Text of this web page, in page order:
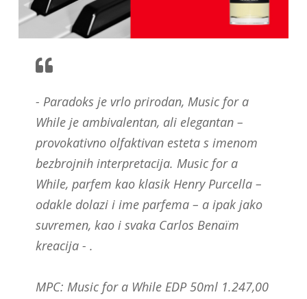
- Paradoks je vrlo prirodan, Music for a
While je ambivalentan, ali elegantan –
provokativno olfaktivan esteta s imenom
bezbrojnih interpretacija. Music for a
While, parfem kao klasik Henry Purcella –
odakle dolazi i ime parfema – a ipak jako
suvremen, kao i svaka Carlos Benaïm
kreacija - .
MPC: Music for a While EDP 50ml 1.247,00